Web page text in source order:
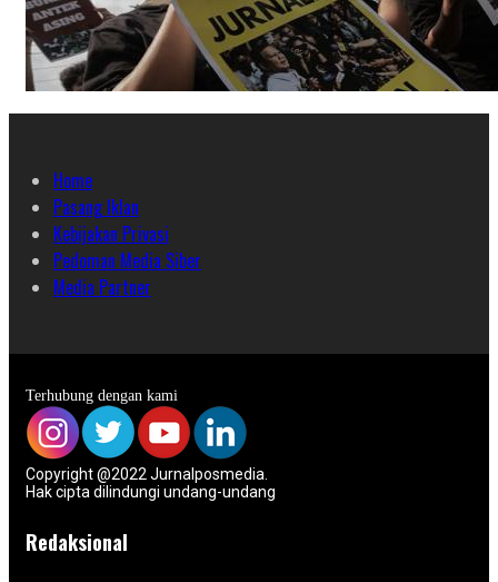
Home
Pasang Iklan
Kebijakan Privasi
Pedoman Media Siber
Media Partner
Terhubung dengan kami
Copyright @2022 Jurnalposmedia.
Hak cipta dilindungi undang-undang
Redaksional